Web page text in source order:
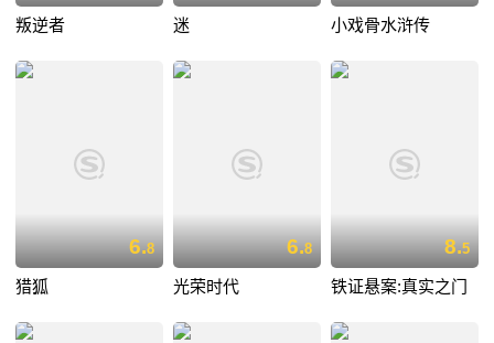
叛逆者 迷 小戏骨水浒传
6.8
猎狐
6.8
光荣时代
8.5
铁证悬案:真实之门